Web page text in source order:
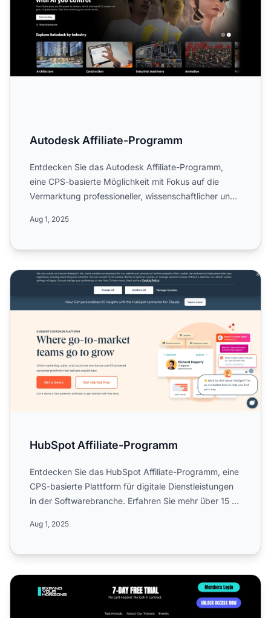
Autodesk Affiliate-Programm
Entdecken Sie das Autodesk Affiliate-Programm,
eine CPS-basierte Möglichkeit mit Fokus auf die
Vermarktung professioneller, wissenschaftlicher und
Aug 1, 2025
HubSpot Affiliate-Programm
HubSpot Affiliate-Programm
Entdecken Sie das HubSpot Affiliate-Programm, eine
CPS-basierte Plattform für digitale Dienstleistungen
in der Softwarebranche. Erfahren Sie mehr über 15 %
Aug 1, 2025
EYH Academy Affiliate-Programm